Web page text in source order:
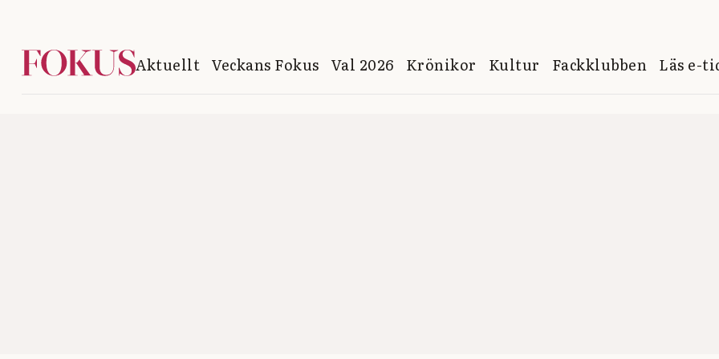
Aktuellt Veckans Fokus Val 2026 Krönikor Kultur Fackklubben Läs e-